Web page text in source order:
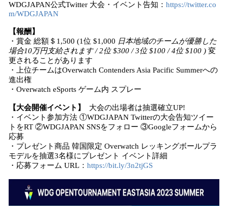
WDGJAPAN公式Twitter 大会・イベント告知： https://twitter.co
m/WDGJAPAN
【報酬】
・賞金 総額＄1,500 (1位 $1,000 日本地域のチームが優勝した
場合10万円支給されます / 2位 $300 / 3位 $100 / 4位 $100 ) 変
更されることがあります
・上位チームはOverwatch Contenders Asia Pacific Summerへの
進出権
・Overwatch eSports ゲーム内 スプレー
【大会開催イベント】
大会の出場者は抽選確立UP!
・イベント参加方法 ①WDGJAPAN Twitterの大会告知ツイー
トをRT ②WDGJAPAN SNSをフォロー ③Googleフォームから
応募
・プレゼント商品 韓国限定 Overwatch レッキングボールプラ
モデルを抽選3名様にプレゼント イベント詳細
・応募フォーム URL： https://bit.ly/3n2tjGS